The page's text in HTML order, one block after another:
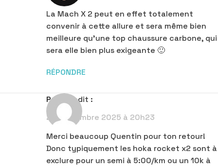
La Mach X 2 peut en effet totalement
convenir à cette allure et sera même bien
meilleure qu’une top chaussure carbone, qui
sera elle bien plus exigeante 🙂
RÉPONDRE
Pauline dit :
27 septembre 2025 à 20h23
Merci beaucoup Quentin pour ton retour!
Donc typiquement les hoka rocket x2 sont à
exclure pour un semi à 5:00/km ou un 10k à